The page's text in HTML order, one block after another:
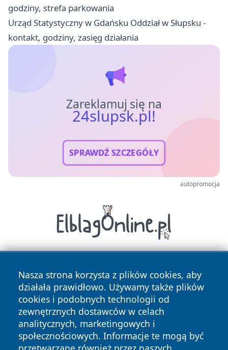
godziny, strefa parkowania
Urząd Statystyczny w Gdańsku Oddział w Słupsku -
kontakt, godziny, zasięg działania
Zareklamuj się na
24slupsk.pl!
SPRAWDŹ SZCZEGÓŁY
autopromocja
Nasza strona korzysta z plików cookies, aby
działała prawidłowo. Używamy także plików
cookies i podobnych technologii od
zewnętrznych dostawców w celach
analitycznych, marketingowych i
społecznościowych. Informacje te mogą być
Copyright © 2026 24slupsk.pl Wszystkie prawa zastrzeżone.